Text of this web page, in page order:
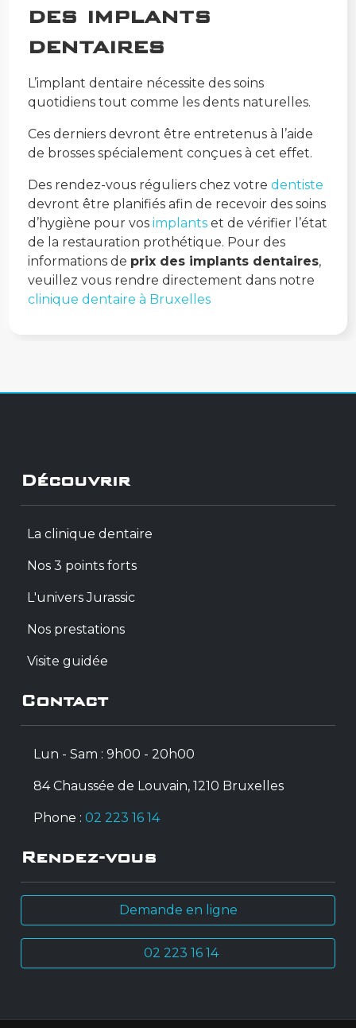
des implants
dentaires
L’implant dentaire nécessite des soins
quotidiens tout comme les dents naturelles.
Ces derniers devront être entretenus à l’aide
de brosses spécialement conçues à cet effet.
Des rendez-vous réguliers chez votredentiste
devront être planifiés afin de recevoir des soins
d’hygiène pour vosimplants et de vérifier l’état
de la restauration prothétique. Pour des
informations de prix des implants dentaires,
veuillez vous rendre directement dans notre
clinique dentaire à Bruxelles
Découvrir
La clinique dentaire
Nos 3 points forts
L'univers Jurassic
Nos prestations
Visite guidée
Contact
Lun - Sam : 9h00 - 20h00
84 Chaussée de Louvain, 1210 Bruxelles
Phone :02 223 16 14
Rendez-vous
Demande en ligne
02 223 16 14